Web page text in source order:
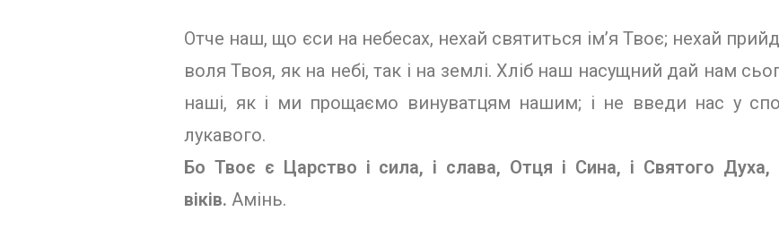
Отче наш, що єси на небесах, нехай святиться ім’я Твоє; нехай
воля Твоя, як на небі, так і на землі. Хліб наш насущний дай нам
наші, як і ми прощаємо винуватцям нашим; і не введи нас у
лукавого.
Бо Твоє є Царство і сила, і слава, Отця і Сина, і Святого Духа,
віків. Амінь.